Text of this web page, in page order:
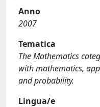
Anno
2007
Tematica
The Mathematics
with mathematics,
and probability.
Lingua/e